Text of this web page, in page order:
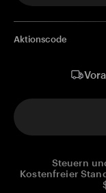
Aktionscode
Steuern
Kostenfreier